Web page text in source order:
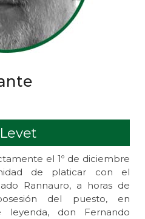
el 1º de diciembre
de platicar con el
Rannauro, a horas de
del puesto, en
leyenda, don Fernando